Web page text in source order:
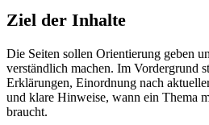
Ziel der Inhalte
Die Seiten sollen Orientierung geben
verständlich machen. Im Vordergrund
Erklärungen, Einordnung nach
und klare Hinweise, wann ein Thema
braucht.